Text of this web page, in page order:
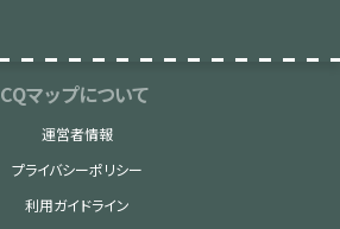
CQマップについて
運営者情報
プライバシーポリシー
利用ガイドライン